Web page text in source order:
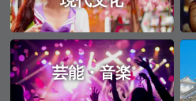
芸能・音楽